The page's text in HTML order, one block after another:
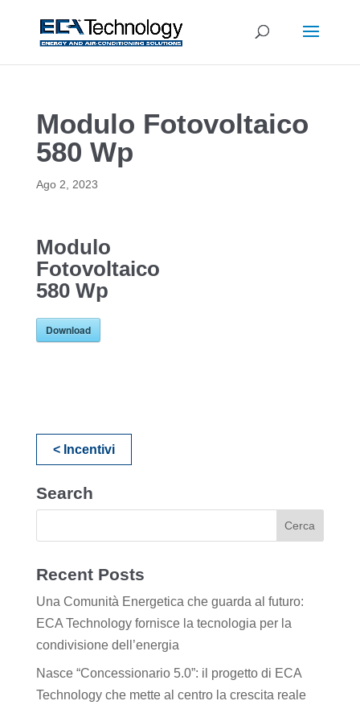
Modulo Fotovoltaico
580 Wp
Ago 2, 2023
Modulo
Fotovoltaico
580 Wp
Download
< Incentivi
Search
Recent Posts
Una Comunità Energetica che guarda al futuro:
ECA Technology fornisce la tecnologia per la
condivisione dell’energia
Nasce “Concessionario 5.0”: il progetto di ECA
Technology che mette al centro la crescita reale